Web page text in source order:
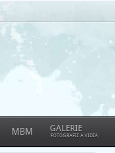
MBM GALERIE
FOTOGRAFIE A VIDEA